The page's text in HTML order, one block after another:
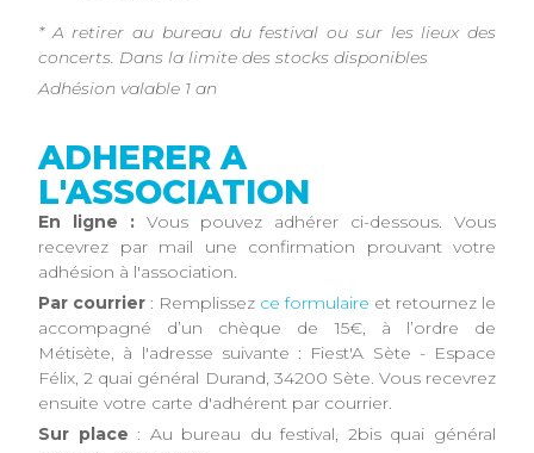
* A retirer au bureau du festival ou sur les lieux des
concerts. Dans la limite des stocks disponibles
Adhésion valable 1 an
ADHERER A
L'ASSOCIATION
En ligne : Vous pouvez adhérer ci-dessous. Vous
recevrez par mail une confirmation prouvant votre
adhésion à l'association.
Par courrier : Remplissez ce formulaire et retournez le
accompagné d’un chèque de 15€, à l’ordre de
Métisète, à l'adresse suivante : Fiest'A Sète - Espace
Félix, 2 quai général Durand, 34200 Sète. Vous recevrez
ensuite votre carte d'adhérent par courrier.
Sur place : Au bureau du festival, 2bis quai général